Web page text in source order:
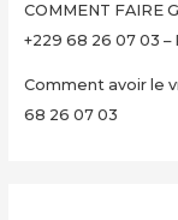
COMMENT FAIRE
+229 68 26 07 03 –
Comment avoir le
68 26 07 03